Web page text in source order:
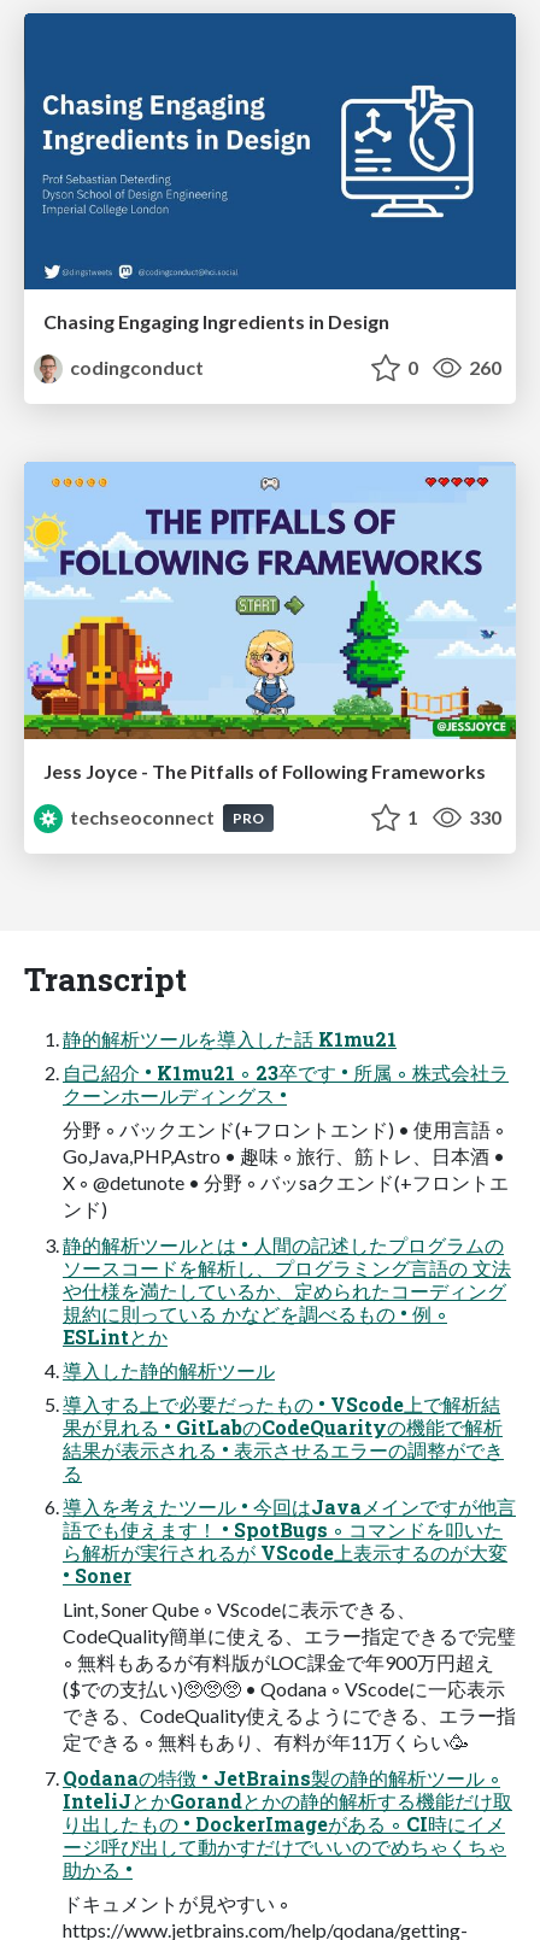
Chasing Engaging Ingredients in Design
codingconduct
0 260
Jess Joyce - The Pitfalls of Following Frameworks
techseoconnect
PRO 1 330
Transcript
静的解析ツールを導入した話 K1mu21
自己紹介 • K1mu21 ◦ 23卒です • 所属 ◦ 株式会社ラ
クーンホールディングス •
分野 ◦ バックエンド(+フロントエンド) • 使用言語 ◦
Go,Java,PHP,Astro • 趣味 ◦ 旅行、筋トレ、日本酒 •
X ◦ @detunote • 分野 ◦ バッsaクエンド(+フロントエ
ンド)
静的解析ツールとは • 人間の記述したプログラムの
ソースコードを解析し、プログラミング言語の 文法
や仕様を満たしているか、定められたコーディング
規約に則っている かなどを調べるもの • 例 ◦
ESLintとか
導入した静的解析ツール
導入する上で必要だったもの • VScode上で解析結
果が見れる • GitLabのCodeQuarityの機能で解析
結果が表示される • 表示させるエラーの調整ができ
る
導入を考えたツール • 今回はJavaメインですが他言
語でも使えます！ • SpotBugs ◦ コマンドを叩いた
ら解析が実行されるが VScode上表示するのが大変
• Soner
Lint, Soner Qube ◦ VScodeに表示できる、
CodeQuality簡単に使える、エラー指定できるで完璧
◦ 無料もあるが有料版がLOC課金で年900万円超え
($での支払い)🥺🥺🥺 • Qodana ◦ VScodeに一応表示
できる、CodeQuality使えるようにできる、エラー指
定できる ◦ 無料もあり、有料が年11万くらい🥳
Qodanaの特徴 • JetBrains製の静的解析ツール ◦
InteliJとかGorandとかの静的解析する機能だけ取
り出したもの • DockerImageがある ◦ CI時にイメ
ージ呼び出して動かすだけでいいのでめちゃくちゃ
助かる •
ドキュメントが見やすい ◦
https://www.jetbrains.com/help/qodana/getting-